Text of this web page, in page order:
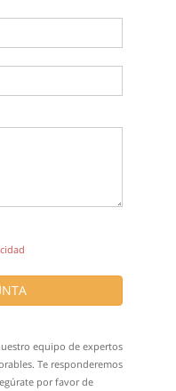
equipo de expertos
Te responderemos
por favor de